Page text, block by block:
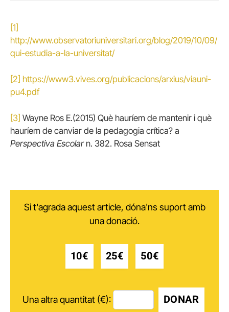
[1]
http://www.observatoriuniversitari.org/blog/2019/10/09/
qui-estudia-a-la-universitat/
[2] https://www3.vives.org/publicacions/arxius/viauni-
pu4.pdf
[3] Wayne Ros E.(2015) Què hauríem de mantenir i què
hauríem de canviar de la pedagogia crítica? a
Perspectiva Escolarn. 382. Rosa Sensat
Si t'agrada aquest article, dóna'ns suport amb
una donació.
10€ 25€ 50€
Una altra quantitat (€): DONAR